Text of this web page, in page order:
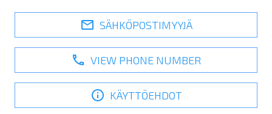
SÄHKÖPOSTIMYYJÄ
VIEW PHONE NUMBER
KÄYTTÖEHDOT